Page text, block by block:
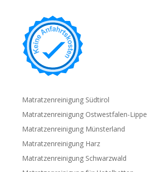
Matratzenreinigung Südtirol
Matratzenreinigung Ostwestfalen-Lippe
Matratzenreinigung Münsterland
Matratzenreinigung Harz
Matratzenreinigung Schwarzwald